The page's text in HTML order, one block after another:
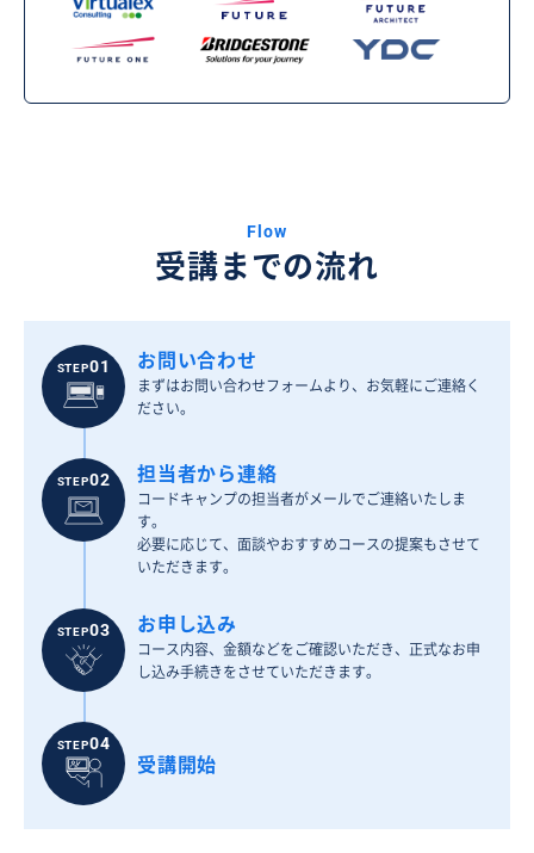
Flow
受講までの流れ
STEP01 お問い合わせ
まずはお問い合わせフォームより、お気軽にご連絡く
ださい。
STEP02 担当者から連絡
コードキャンプの担当者がメールでご連絡いたしま
す。
必要に応じて、面談やおすすめコースの提案もさせて
いただきます。
STEP03 お申し込み
コース内容、金額などをご確認いただき、正式なお申
し込み手続きをさせていただきます。
STEP04
受講開始